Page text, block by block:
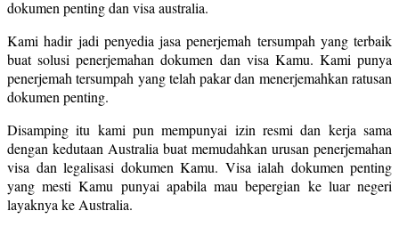
dokumen penting dan visa australia.
Kami hadir jadi penyedia jasa penerjemah tersumpah yang terbaik
buat solusi penerjemahan dokumen dan visa Kamu. Kami punya
penerjemah tersumpah yang telah pakar dan menerjemahkan ratusan
dokumen penting.
Disamping itu kami pun mempunyai izin resmi dan kerja sama
dengan kedutaan Australia buat memudahkan urusan penerjemahan
visa dan legalisasi dokumen Kamu. Visa ialah dokumen penting
yang mesti Kamu punyai apabila mau bepergian ke luar negeri
layaknya ke Australia.